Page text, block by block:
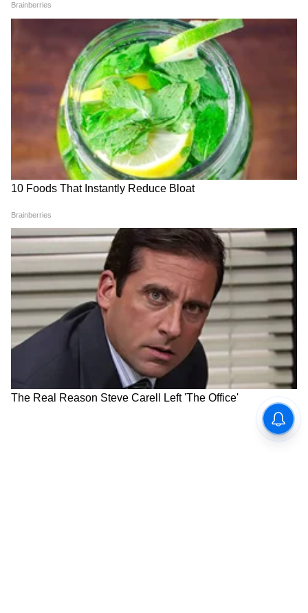
मिथक 5 : SIP आपोआप नफा देते
अनेक लोक SIP ला बँकेच्या FD सारखा सुरक्षित पर्याय
समजतात. पण SIP स्वतः गुंतवणूक उत्पादन नसून
गुंतवणूक करण्याची एक पद्धत आहे. प्रत्यक्ष परतावा हा
निवडलेल्या म्युच्युअल फंडावर अवलंबून असतो.फंडचा
पोर्टफोलिओ, फंड मॅनेजरची रणनीती, जोखीम आणि
पूर्वीची कामगिरी या सर्व गोष्टींचा परिणाम परताव्यावर होतो.
त्यामुळे SIP सुरू करण्यापूर्वी फंडाचा सखोल अभ्यास
करणे अत्यंत आवश्यक आहे.
गुंतवणुकीत संयम आणि योग्य रणनीती महत्त्वाची
SIP हा दीर्घकालीन संपत्ती निर्माण करण्यासाठी प्रभावी
पर्याय आहे. मात्र चुकीच्या अपेक्षा आणि गैरसमज टाळणे
गरजेचे आहे. योग्य फंड निवड, नियमित गुंतवणूक आणि
दीर्घकालीन दृष्टीकोन यामुळेच SIP मधून चांगला परतावा
मिळू शकतो.